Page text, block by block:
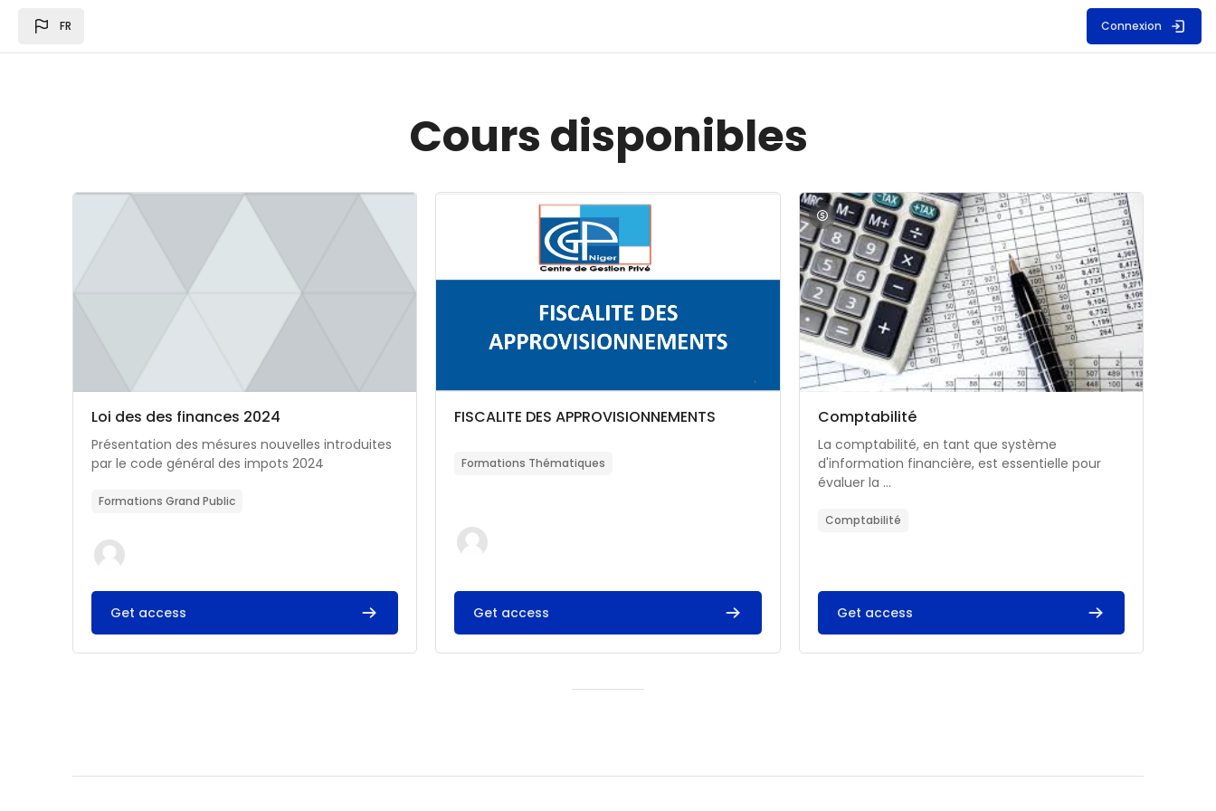
FR Connexion
Cours disponibles
Image du cours Loi des des finances 2024
Catégorie de cours
Nom du cours
Loi des des finances 2024
Résumé du cours :
Présentation des mésures nouvelles introduites
par le code général des impots 2024
Formations Grand Public
Get access
Image du cours FISCALITE DES APPROVISIONNEMENTS
Catégorie de cours
Nom du cours
FISCALITE DES APPROVISIONNEMENTS
Formations Thématiques
Get access
Image du cours Comptabilité
Catégorie de cours
Nom du cours
Comptabilité
Résumé du cours :
La comptabilité, en tant que système
d'information financière, est essentielle pour
évaluer la ...
Comptabilité
Get access